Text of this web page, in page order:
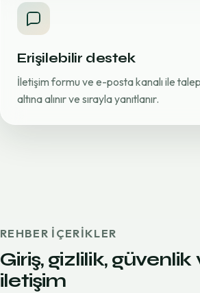
Erişilebilir destek
İletişim formu ve e-posta kanalı ile
altına alınır ve sırayla yanıtlanır.
REHBER IÇERIKLER
Giriş, gizlilik, güvenlik
iletişim